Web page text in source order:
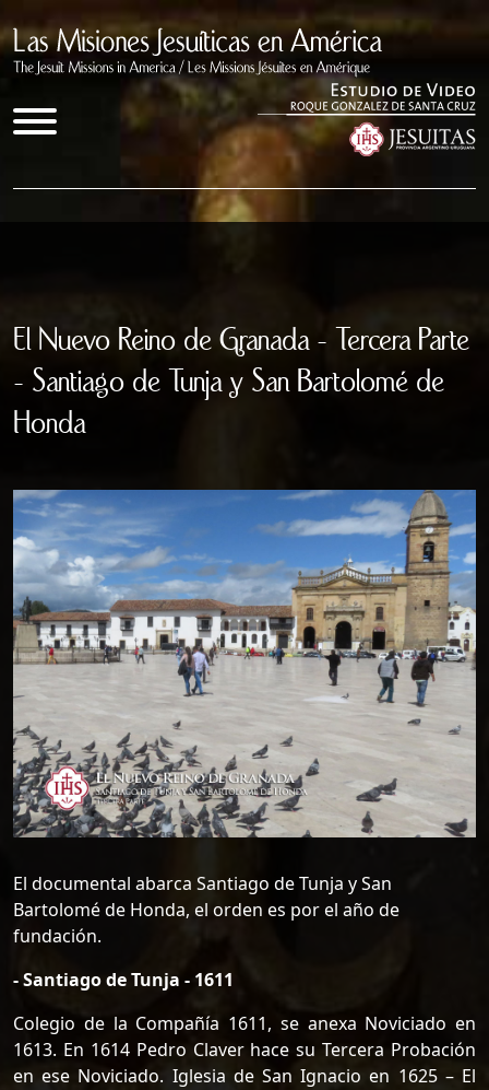
Quienes somos
Congresos
El Nuevo Reino de Granada - Tercera Parte
- Santiago de Tunja y San Bartolomé de
Honda
El documental abarca Santiago de Tunja y San
Bartolomé de Honda, el orden es por el año de
fundación.
- Santiago de Tunja - 1611
Colegio de la Compañía 1611, se anexa Noviciado en
1613. En 1614 Pedro Claver hace su Tercera Probación
en ese Noviciado. Iglesia de San Ignacio en 1625 – El